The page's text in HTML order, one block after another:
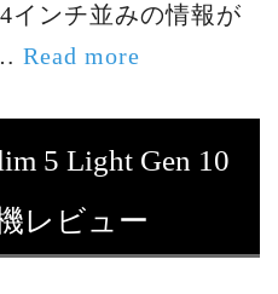
インチ並みの情報が
Read more
5 Light Gen 10
レビュー